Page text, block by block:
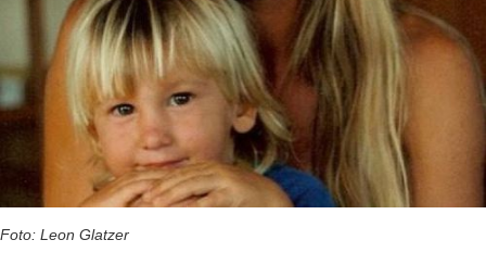
Foto: Leon Glatzer